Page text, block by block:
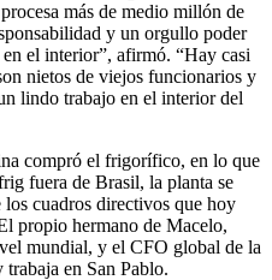
más de medio millón de
y un orgullo poder
el interior”, afirmó. “Hay casi
nietos de viejos funcionarios y
lindo trabajo en el interior del
compró el frigorífico, en lo que
fuera de Brasil, la planta se
cuadros directivos que hoy
propio hermano de Macelo,
mundial, y el CFO global de la
en San Pablo.